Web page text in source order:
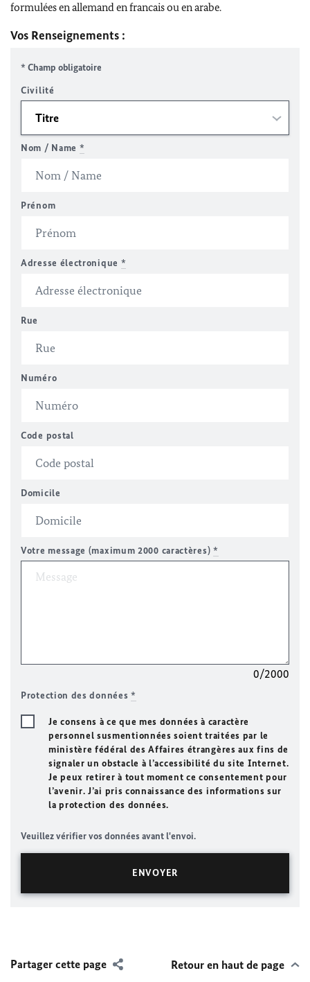
formulées en allemand en francais ou en arabe.
Vos Renseignements :
* Champ obligatoire
Civilité
Nom / Name *
Prénom
Adresse électronique *
Rue
Numéro
Code postal
Domicile
Votre message (maximum 2000 caractères) *
0/2000
Protection des données*
Je consens à ce que mes données à caractère
personnel susmentionnées soient traitées par le
ministère fédéral des Affaires étrangères aux fins de
signaler un obstacle à l’accessibilité du site Internet.
Je peux retirer à tout moment ce consentement pour
l’avenir. J’ai pris connaissance des informations sur
la protection des données.
Veuillez vérifier vos données avant l'envoi.
Partager cette page Retour en haut de page